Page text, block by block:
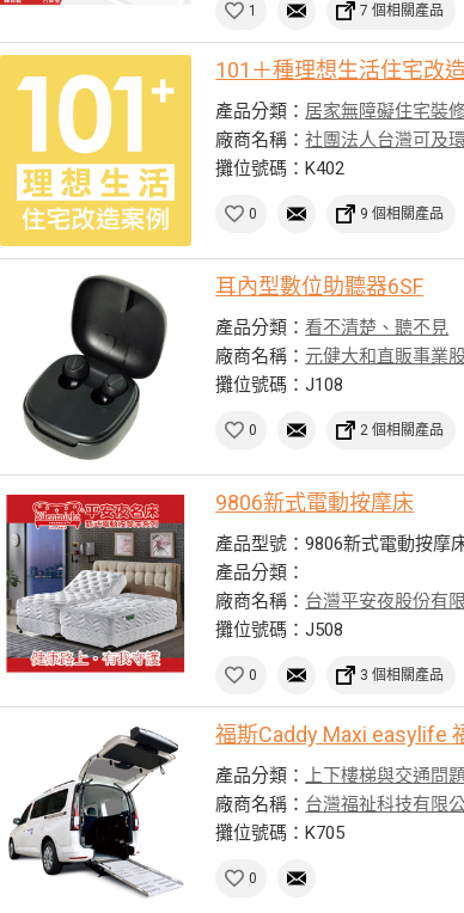
1 7 個相關產品
101＋種理想生活住宅改
產品分類： 居家無障礙住宅裝
廠商名稱：社團法人台灣可及
攤位號碼：K402
0 9 個相關產品
耳內型數位助聽器6SF
產品分類：看不清楚、聽不見
廠商名稱： 元健大和直販事業
攤位號碼：J108
0 2 個相關產品
9806新式電動按摩床
產品型號：9806新式電動按摩
產品分類：
廠商名稱： 台灣平安夜股份有
攤位號碼：J508
0 3 個相關產品
福斯Caddy Maxi easylife
產品分類：
上下樓梯與交通問
廠商名稱： 台灣福祉科技有限
攤位號碼：K705
0